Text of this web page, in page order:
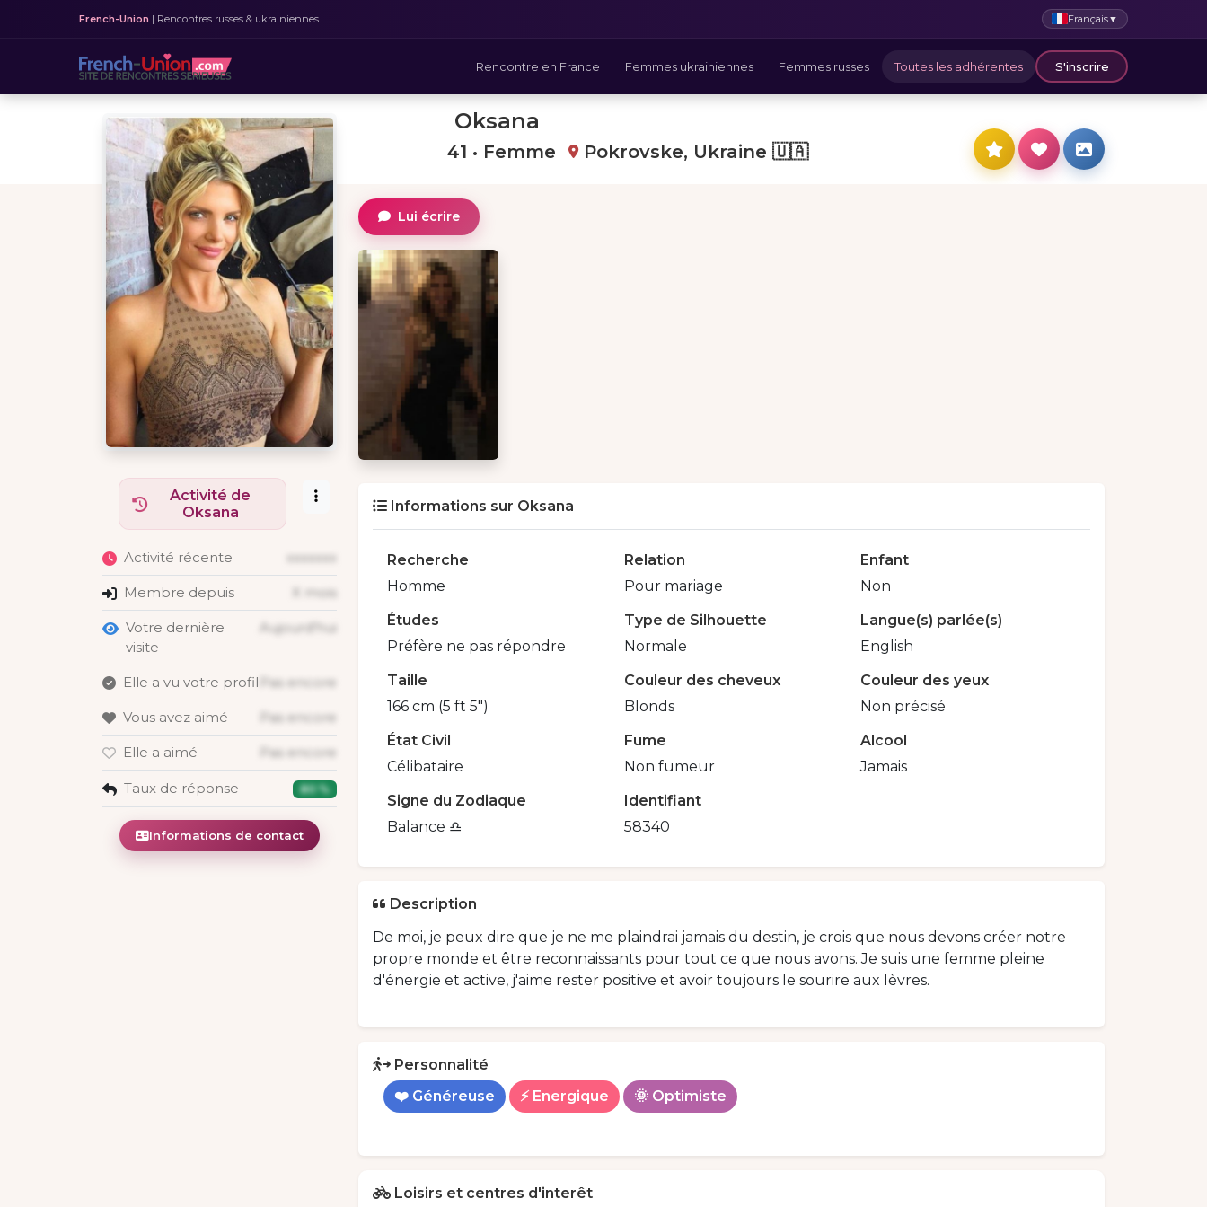
French-Union | Rencontres russes & ukrainiennes Français▼
Rencontre en France Femmes ukrainiennes Femmes russes Toutes les adhérentes S'inscrire
Oksana
41 • Femme Pokrovske, Ukraine 🇺🇦
Activité de
Oksana
Activité récente xxxxxxx
Membre depuis X mois
Votre dernière
visite
Aujourd'hui
Elle a vu votre profil Pas encore
Vous avez aimé Pas encore
Elle a aimé Pas encore
Taux de réponse 80 %
Informations de contact
Lui écrire
Informations sur Oksana
Recherche
Homme
Relation
Pour mariage
Enfant
Non
Études
Préfère ne pas répondre
Type de Silhouette
Normale
Langue(s) parlée(s)
English
Taille
166 cm (5 ft 5")
Couleur des cheveux
Blonds
Couleur des yeux
Non précisé
État Civil
Célibataire
Fume
Non fumeur
Alcool
Jamais
Signe du Zodiaque
Balance ♎️
Identifiant
58340
Description
De moi, je peux dire que je ne me plaindrai jamais du destin, je crois que nous devons créer notre
propre monde et être reconnaissants pour tout ce que nous avons. Je suis une femme pleine
d'énergie et active, j'aime rester positive et avoir toujours le sourire aux lèvres.
Personnalité
❤️ Généreuse
⚡ Energique 🌞 Optimiste
Loisirs et centres d'interêt